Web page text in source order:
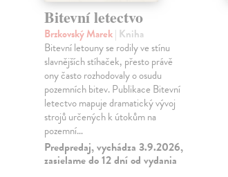
Bitevní letectvo
Brzkovský Marek| Kniha
Bitevní letouny se rodily ve stínu
slavnějších stíhaček, přesto právě
ony často rozhodovaly o osudu
pozemních bitev. Publikace Bitevní
letectvo mapuje dramatický vývoj
strojů určených k útokům na
pozemní…
Predpredaj, vychádza 3.9.2026,
zasielame do 12 dní od vydania